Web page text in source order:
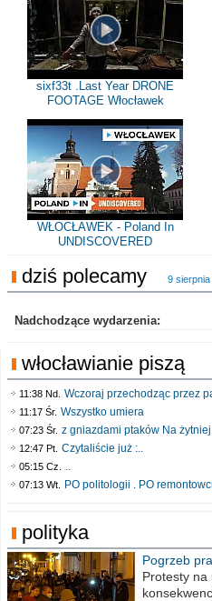
sixf33t .Last Year DRONE
FOOTAGE Włocławek
WŁOCŁAWEK - Poland In
UNDISCOVERED
dziś polecamy 9 sierpnia
Nadchodzące wydarzenia:
włocławianie piszą
11:38 Nd. Wczoraj przechodząc przez
11:17 Śr. Wszystko umiera
07:23 Śr. z gniazdami ptaków Na
12:47 Pt. Czytaliście już :..
05:15 Cz. ..
07:13 Wt. PO politologii . PO
polityka
Pogrzeb
poselskim
Protesty na